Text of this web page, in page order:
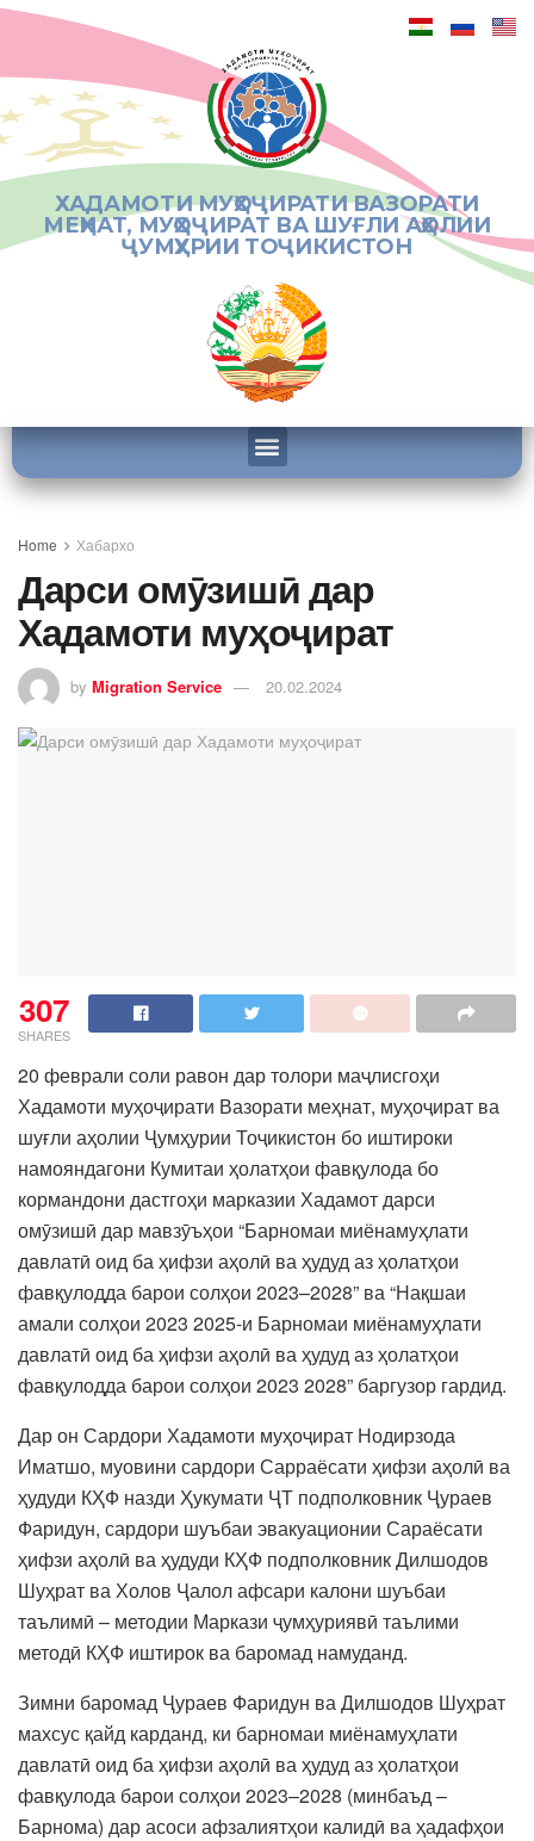
ХАДАМОТИ МУҲОҶИРАТИ ВАЗОРАТИ
МЕҲНАТ, МУҲОҶИРАТ ВА ШУҒЛИ АҲОЛИИ
ҶУМҲУРИИ ТОҶИКИСТОН
Home Хабархо
Дарси омӯзишӣ дар
Хадамоти муҳоҷират
by Migration Service 20.02.2024
307
SHARES
20 феврали соли равон дар толори маҷлисгоҳи
Хадамоти муҳоҷирати Вазорати меҳнат, муҳоҷират ва
шуғли аҳолии Ҷумҳурии Тоҷикистон бо иштироки
намояндагони Кумитаи ҳолатҳои фавқулода бо
кормандони дастгоҳи марказии Хадамот дарси
омӯзишӣ дар мавзӯъҳои “Барномаи миёнамуҳлати
давлатӣ оид ба ҳифзи аҳолӣ ва ҳудуд аз ҳолатҳои
фавқулодда барои солҳои 2023–2028” ва “Нақшаи
амали солҳои 2023 2025-и Барномаи миёнамуҳлати
давлатӣ оид ба ҳифзи аҳолӣ ва ҳудуд аз ҳолатҳои
фавқулодда барои солҳои 2023 2028” баргузор гардид.
Дар он Сардори Хадамоти муҳоҷират Нодирзода
Иматшо, муовини сардори Сарраёсати ҳифзи аҳолӣ ва
ҳудуди КҲФ назди Ҳукумати ҶТ подполковник Ҷураев
Фаридун, сардори шуъбаи эвакуационии Сараёсати
ҳифзи аҳолӣ ва ҳудуди КҲФ подполковник Дилшодов
Шуҳрат ва Холов Ҷалол афсари калони шуъбаи
таълимӣ – методии Маркази ҷумҳуриявӣ таълими
методӣ КҲФ иштирок ва баромад намуданд.
Зимни баромад Ҷураев Фаридун ва Дилшодов Шуҳрат
махсус қайд карданд, ки барномаи миёнамуҳлати
давлатӣ оид ба ҳифзи аҳолӣ ва ҳудуд аз ҳолатҳои
фавқулода барои солҳои 2023–2028 (минбаъд –
Барнома) дар асоси афзалиятҳои калидӣ ва ҳадафҳои